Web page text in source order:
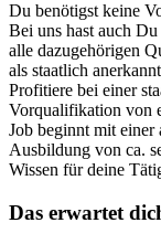
Du benötigst keine
Bei uns hast auch
alle dazugehörigen
als staatlich
Profitiere bei einer
Vorqualifikation von
Job beginnt mit einer
Ausbildung von ca.
Wissen für deine
Das erwartet